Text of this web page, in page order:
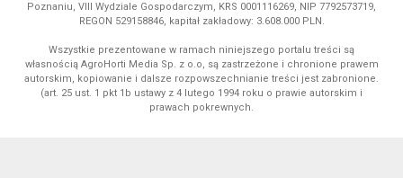
Poznaniu, VIII Wydziale Gospodarczym, KRS 0001116269, NIP 7792573719,
REGON 529158846, kapitał zakładowy: 3.608.000 PLN.
Wszystkie prezentowane w ramach niniejszego portalu treści są
własnością AgroHorti Media Sp. z o.o, są zastrzeżone i chronione prawem
autorskim, kopiowanie i dalsze rozpowszechnianie treści jest zabronione.
(art. 25 ust. 1 pkt 1b ustawy z 4 lutego 1994 roku o prawie autorskim i
prawach pokrewnych.